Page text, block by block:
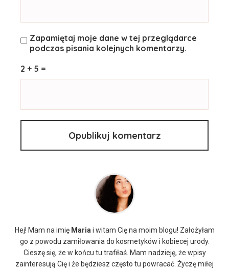
Zapamiętaj moje dane w tej przeglądarce
podczas pisania kolejnych komentarzy.
2 + 5 =
Hej! Mam na imię Mariai witam Cię na moim blogu! Założyłam
go z powodu zamiłowania do kosmetyków i kobiecej urody.
Cieszę się, że w końcu tu trafiłaś. Mam nadzieję, że wpisy
zainteresują Cię i że będziesz często tu powracać. Życzę miłej